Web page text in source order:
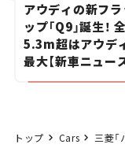
アウディの新フラ
ップ「Q9」誕生！
5.3m超はアウデ
最大【新車ニュー
トップ Cars 三菱「パジェロ」復活を予告！